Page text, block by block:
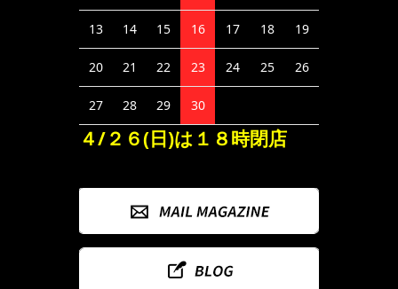
13 14 15 16 17 18 19
20 21 22 23 24 25 26
27 28 29 30
４/２６(日)は１８時閉店